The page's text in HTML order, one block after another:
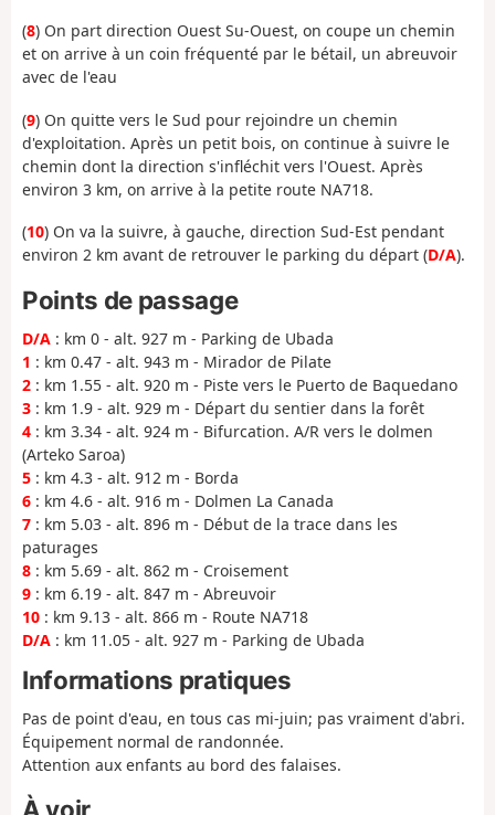
(8) On part direction Ouest Su-Ouest, on coupe un chemin
et on arrive à un coin fréquenté par le bétail, un abreuvoir
avec de l'eau
(9) On quitte vers le Sud pour rejoindre un chemin
d'exploitation. Après un petit bois, on continue à suivre le
chemin dont la direction s'infléchit vers l'Ouest. Après
environ 3 km, on arrive à la petite route NA718.
(10) On va la suivre, à gauche, direction Sud-Est pendant
environ 2 km avant de retrouver le parking du départ (D/A).
Points de passage
D/A : km 0 - alt. 927 m - Parking de Ubada
1 : km 0.47 - alt. 943 m - Mirador de Pilate
2 : km 1.55 - alt. 920 m - Piste vers le Puerto de Baquedano
3 : km 1.9 - alt. 929 m - Départ du sentier dans la forêt
4 : km 3.34 - alt. 924 m - Bifurcation. A/R vers le dolmen
(Arteko Saroa)
5 : km 4.3 - alt. 912 m - Borda
6 : km 4.6 - alt. 916 m - Dolmen La Canada
7 : km 5.03 - alt. 896 m - Début de la trace dans les
paturages
8 : km 5.69 - alt. 862 m - Croisement
9 : km 6.19 - alt. 847 m - Abreuvoir
10 : km 9.13 - alt. 866 m - Route NA718
D/A : km 11.05 - alt. 927 m - Parking de Ubada
Informations pratiques
Pas de point d'eau, en tous cas mi-juin; pas vraiment d'abri.
Équipement normal de randonnée.
Attention aux enfants au bord des falaises.